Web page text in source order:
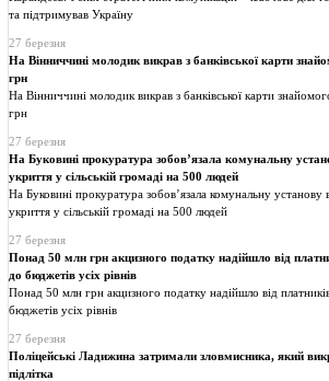
та підтримував Україну
27 березня
На Вінниччині молодик викрав з банківської карти
грн
На Вінниччині молодик викрав з банківської карти
грн
27 березня
На Буковині прокуратура зобов’язала комунальну
укриття у сільській громаді на 500 людей
На Буковині прокуратура зобов’язала комунальну установу
укриття у сільській громаді на 500 людей
27 березня
Понад 50 млн грн акцизного податку надійшло від
до бюджетів усіх рівнів
Понад 50 млн грн акцизного податку надійшло від
бюджетів усіх рівнів
27 березня
Поліцейські Ладижина затримали зловмисника, який
підлітка